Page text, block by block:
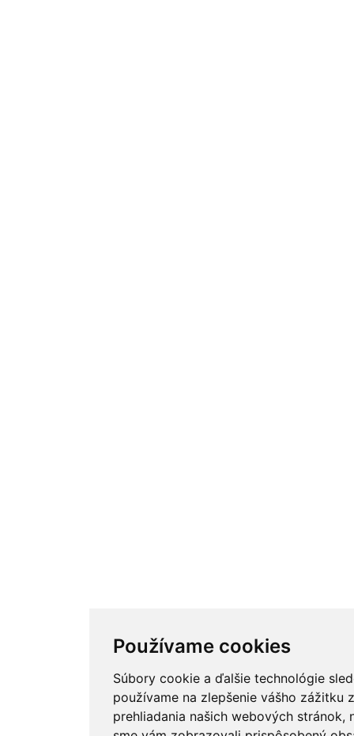
Používame cookies
Súbory cookie a ďalšie technológie
používame na zlepšenie vášho zážitku z
prehliadania našich webových stránok,